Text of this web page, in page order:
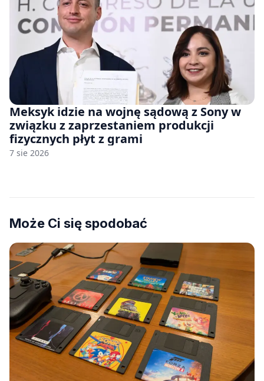
Meksyk idzie na wojnę sądową z Sony w
związku z zaprzestaniem produkcji
fizycznych płyt z grami
7 sie 2026
Może Ci się spodobać